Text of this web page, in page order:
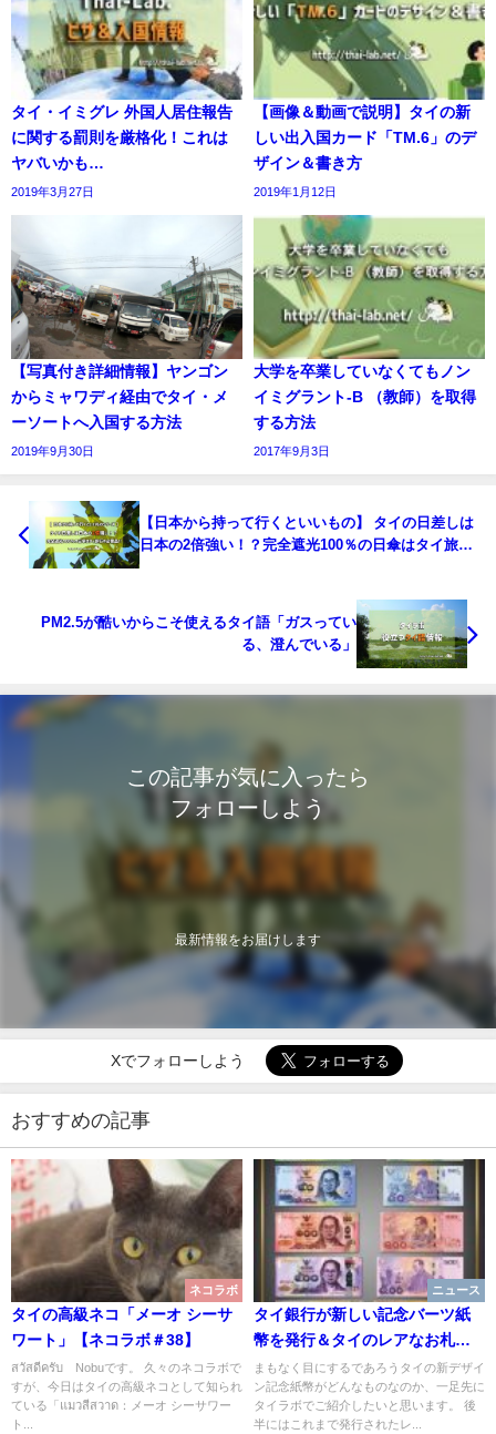
タイ・イミグレ 外国人居住報告
に関する罰則を厳格化！これは
ヤバいかも…
2019年3月27日
【画像＆動画で説明】タイの新
しい出入国カード「TM.6」のデ
ザイン＆書き方
2019年1月12日
【写真付き詳細情報】ヤンゴン
からミャワディ経由でタイ・メ
ーソートへ入国する方法
2019年9月30日
大学を卒業していなくてもノン
イミグラント-B （教師）を取得
する方法
2017年9月3日
【日本から持って行くといいもの】 タイの日差しは
日本の2倍強い！？完全遮光100％の日傘はタイ旅行
PM2.5が酷いからこそ使えるタイ語「ガスってい
る、澄んでいる」
この記事が気に入ったら
フォローしよう
最新情報をお届けします
Xでフォローしよう
おすすめの記事
ネコラボ
タイの高級ネコ「メーオ シーサ
ワート」【ネコラボ＃38】
สวัสดีครับ Nobuです。 久々のネコラボで
すが、今日はタイの高級ネコとして知られ
ている「แมวสีสวาด：メーオ シーサワー
ト...
ニュース
タイ銀行が新しい記念バーツ紙
幣を発行＆タイのレアなお札
【財布をチェック】
まもなく目にするであろうタイの新デザイ
ン記念紙幣がどんなものなのか、一足先に
タイラボでご紹介したいと思います。 後
半にはこれまで発行されたレ...